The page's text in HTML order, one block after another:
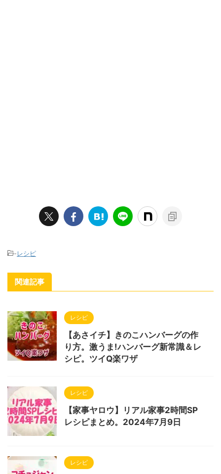
-レシピ
関連記事
レシピ
【あさイチ】きのこハンバーグの作
り方。激うま!ハンバーグ新常識＆レ
シピ。ツイQ楽ワザ
レシピ
【家事ヤロウ】リアル家事2時間SP
レシピまとめ。2024年7月9日
レシピ